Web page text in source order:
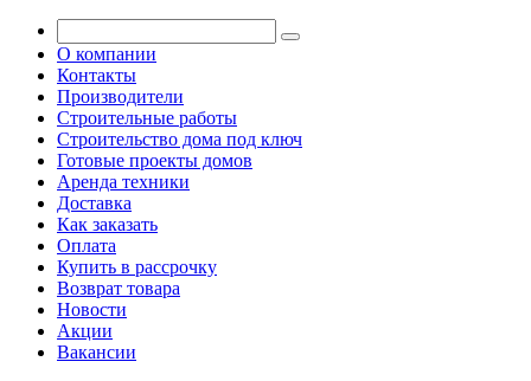
О компании
Контакты
Производители
Строительные работы
Строительство дома под ключ
Готовые проекты домов
Аренда техники
Доставка
Как заказать
Оплата
Купить в рассрочку
Возврат товара
Новости
Акции
Вакансии